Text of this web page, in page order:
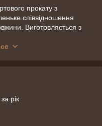
прокату з
співвідношення
Виготовляється з
в різних галузях
галузей
брошки, кільця,
рік